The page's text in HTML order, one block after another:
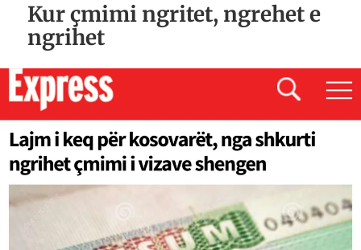
Kur çmimi ngritet, ngrehet e
ngrihet